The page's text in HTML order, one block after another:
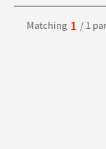
Matching 1 / 1